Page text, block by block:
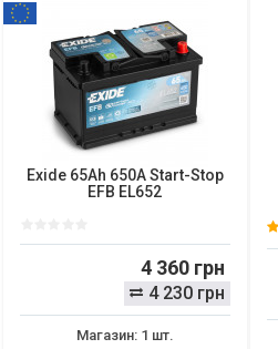
Exide 65Ah 650A Start-Stop
EFB EL652
4 360 грн
4 230 грн
Магазин: 1 шт.